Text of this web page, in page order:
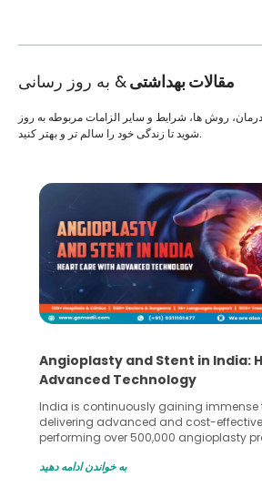
مقالات بهداشتی& به روز رسانی
روش ها، شرایط و سایر الزامات مربوطه به روز
شوید تا زندگی خود را سالم تر و بهتر کنید.
5 Essential Steps for Effective
Collection and Processing
Human sperm collection and
in advanced reproductive techniques
Fertilization (IVF) and intrauterine
challenges and help couples achieve
به خواندن ادامه دهید